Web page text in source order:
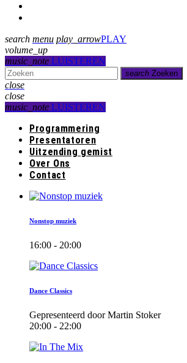
search menu play_arrowPLAY
volume_up
music_note LUISTEREN
search Zoeken
close
close
music_note LUISTEREN
Programmering
Presentatoren
Uitzending gemist
Over Ons
Contact
Nonstop muziek
16:00 - 20:00
Dance Classics
Gepresenteerd door Martin Stoker
20:00 - 22:00